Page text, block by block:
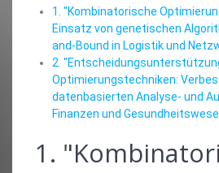
1. "Kombinatorische
Einsatz von genetischen
and-Bound in Logistik und
2.
Optimierungstechniken:
datenbasierten Analyse- und
Finanzen und
1.